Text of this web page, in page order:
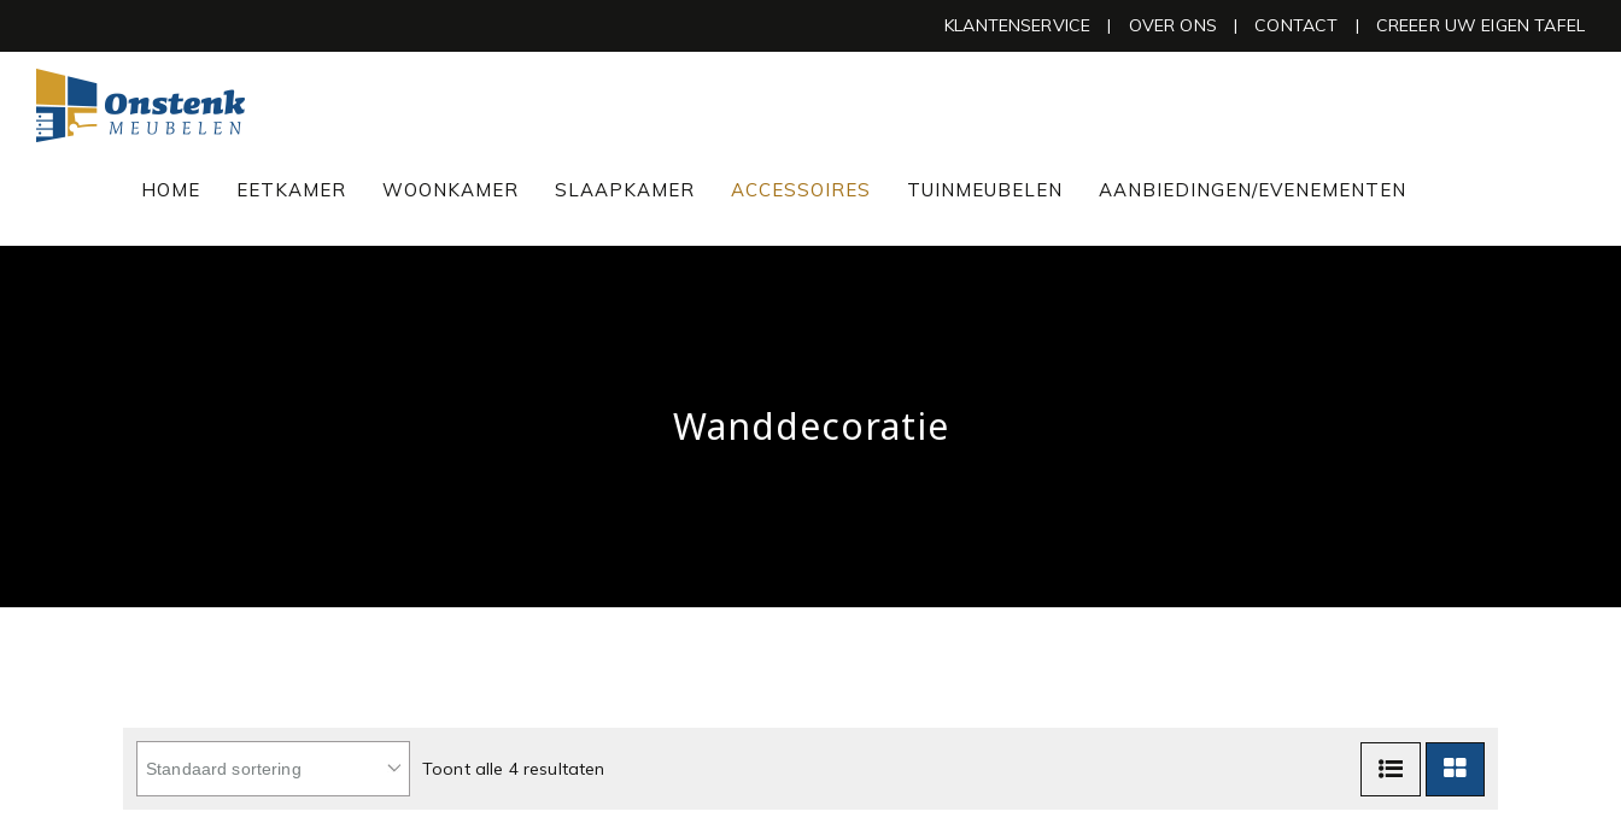
KLANTENSERVICE | OVER ONS | CONTACT | CREEER UW EIGEN TAFEL
HOME EETKAMER WOONKAMER SLAAPKAMER ACCESSOIRES TUINMEUBELEN AANBIEDINGEN/EVENEMENTEN
Wanddecoratie
Toont alle 4 resultaten